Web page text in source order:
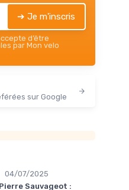
➔ Je m'inscris
d’être
par Mon velo
sur Google
04/07/2025
Sauvageot :